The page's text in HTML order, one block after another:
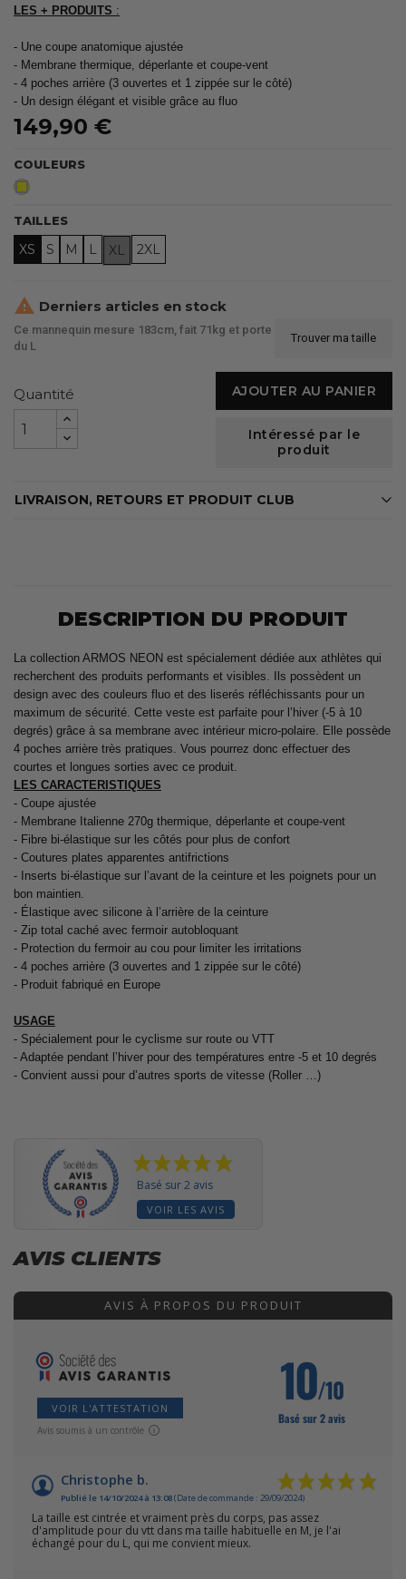
LES + PRODUITS :
- Une coupe anatomique ajustée
- Membrane thermique, déperlante et coupe-vent
- 4 poches arrière (3 ouvertes et 1 zippée sur le côté)
- Un design élégant et visible grâce au fluo
149,90 €
COULEURS
Jaune
TAILLES
XS S M L XL 2XL
 Derniers articles en stock
Ce mannequin mesure 183cm, fait 71kg et porte
du L
Trouver ma taille
Quantité AJOUTER AU PANIER
Intéressé par le
produit
LIVRAISON, RETOURS ET PRODUIT CLUB
DESCRIPTION DU PRODUIT
La collection ARMOS NEON est spécialement dédiée aux athlètes qui
recherchent des produits performants et visibles. Ils possèdent un
design avec des couleurs fluo et des liserés réfléchissants pour un
maximum de sécurité. Cette veste est parfaite pour l’hiver (-5 à 10
degrés) grâce à sa membrane avec intérieur micro-polaire. Elle possède
4 poches arrière très pratiques. Vous pourrez donc effectuer des
courtes et longues sorties avec ce produit.
LES CARACTERISTIQUES
- Coupe ajustée
- Membrane Italienne 270g thermique, déperlante et coupe-vent
- Fibre bi-élastique sur les côtés pour plus de confort
- Coutures plates apparentes antifrictions
- Inserts bi-élastique sur l’avant de la ceinture et les poignets pour un
bon maintien.
- Élastique avec silicone à l’arrière de la ceinture
- Zip total caché avec fermoir autobloquant
- Protection du fermoir au cou pour limiter les irritations
- 4 poches arrière (3 ouvertes and 1 zippée sur le côté)
- Produit fabriqué en Europe
USAGE
- Spécialement pour le cyclisme sur route ou VTT
- Adaptée pendant l’hiver pour des températures entre -5 et 10 degrés
- Convient aussi pour d’autres sports de vitesse (Roller …)
Basé sur 2 avis
VOIR LES AVIS
AVIS CLIENTS
AVIS À PROPOS DU PRODUIT
VOIR L'ATTESTATION
Avis soumis à un contrôle
10/10
Basé sur 2 avis
Christophe b.
Publié le 14/10/2024 à 13:08(Date de commande : 29/09/2024)
La taille est cintrée et vraiment près du corps, pas assez
d'amplitude pour du vtt dans ma taille habituelle en M, je l'ai
échangé pour du L, qui me convient mieux.